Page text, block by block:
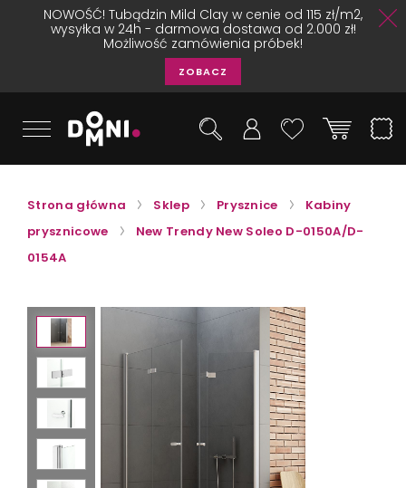
NOWOŚĆ! Tubądzin Mild Clay w cenie od 115 zł/m2,
wysyłka w 24h - darmowa dostawa od 2.000 zł!
Możliwość zamówienia próbek!
ZOBACZ
Strona główna Sklep Prysznice
Kabiny
prysznicowe
New Trendy New Soleo D-0150A/D-
0154A